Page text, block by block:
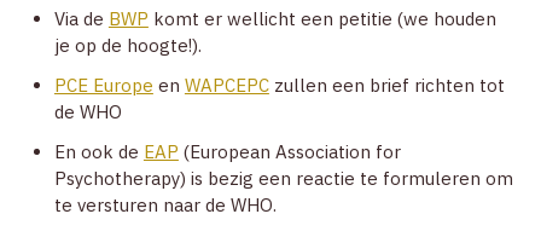
Via de BWP komt er wellicht een petitie (we houden
je op de hoogte!).
PCE Europe en WAPCEPCzullen een brief richten tot
de WHO
En ook de EAP (European Association for
Psychotherapy) is bezig een reactie te formuleren om
te versturen naar de WHO.